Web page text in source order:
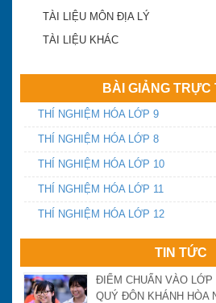
TÀI LIỆU MÔN ĐỊA LÝ
TÀI LIỆU KHÁC
BÀI GIẢNG TRỰC
THÍ NGHIỆM HÓA LỚP 9
THÍ NGHIỆM HÓA LỚP 8
THÍ NGHIỆM HÓA LỚP 10
THÍ NGHIỆM HÓA LỚP 11
THÍ NGHIỆM HÓA LỚP 12
TIN TỨC
Điểm chuẩn vào lớp 10
Yêu cầu chấn chỉnh dạy
trường sớm
Ngày thứ 2 và 3 kỳ thi
ĐIỂM CHUẨN VÀO LỚP
QUÝ ĐÔN KHÁNH HÒA